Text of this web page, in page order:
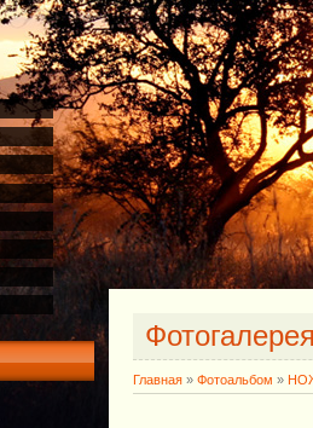
Главная » Фотоальбом »